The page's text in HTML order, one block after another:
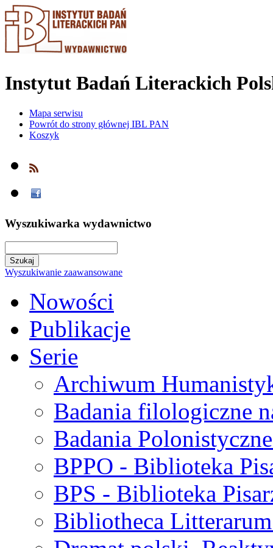
Instytut Badań Literackich
Mapa serwisu
Powrót do strony głównej IBL PAN
Koszyk
Wyszukiwarka wydawnictwo
Wyszukiwanie zaawansowane
Nowości
Publikacje
Serie
Archiwum
Badania filologiczne
Badania
BPPO - Biblioteka
BPS - Biblioteka
Bibliotheca